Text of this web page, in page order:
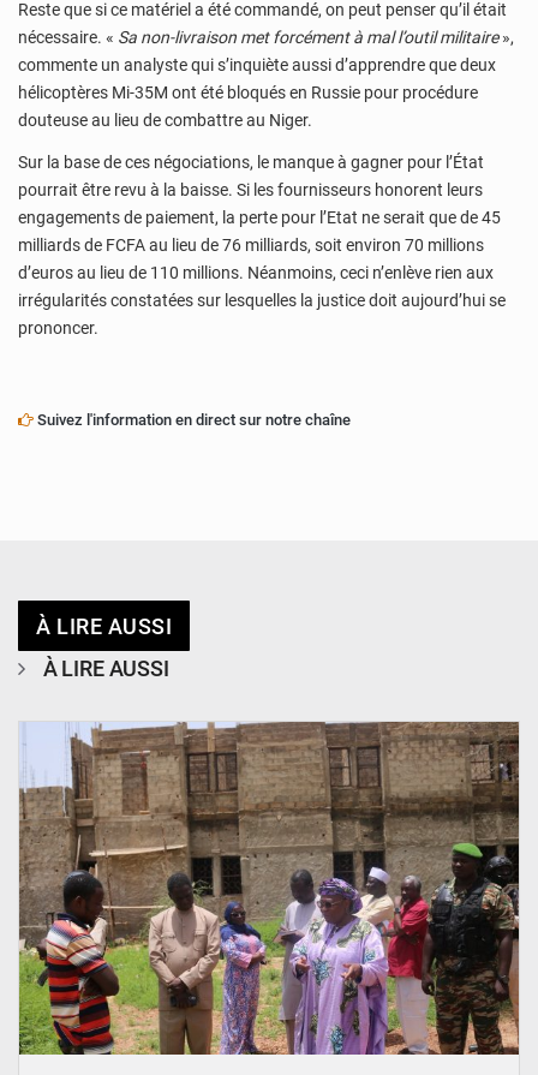
Reste que si ce matériel a été commandé, on peut penser qu’il était
nécessaire. « Sa non-livraison met forcément à mal l’outil militaire»,
commente un analyste qui s’inquiète aussi d’apprendre que deux
hélicoptères Mi-35M ont été bloqués en Russie pour procédure
douteuse au lieu de combattre au Niger.
Sur la base de ces négociations, le manque à gagner pour l’État
pourrait être revu à la baisse. Si les fournisseurs honorent leurs
engagements de paiement, la perte pour l’Etat ne serait que de 45
milliards de FCFA au lieu de 76 milliards, soit environ 70 millions
d’euros au lieu de 110 millions. Néanmoins, ceci n’enlève rien aux
irrégularités constatées sur lesquelles la justice doit aujourd’hui se
prononcer.
Suivez l'information en direct sur notre chaîne
À LIRE AUSSI
À LIRE AUSSI